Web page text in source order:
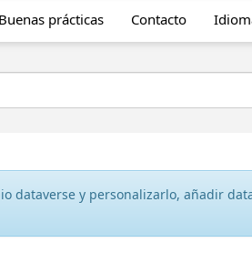
Buenas prácticas Contacto
dataverse y personalizarlo, añadir